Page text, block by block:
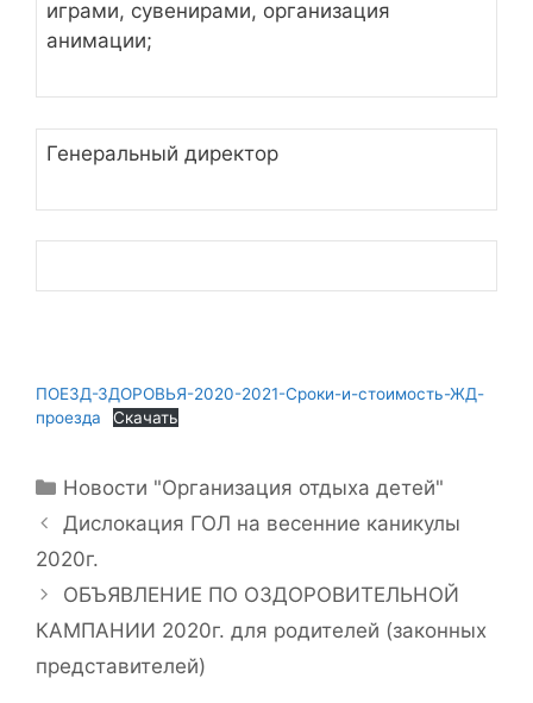
играми, сувенирами, организация
анимации;
Генеральный директор
ПОЕЗД-ЗДОРОВЬЯ-2020-2021-Сроки-и-стоимость-ЖД-
проезда
Скачать
Рубрики
Новости "Организация отдыха детей"
Дислокация ГОЛ на весенние каникулы
2020г.
ОБЪЯВЛЕНИЕ ПО ОЗДОРОВИТЕЛЬНОЙ
КАМПАНИИ 2020г. для родителей (законных
представителей)